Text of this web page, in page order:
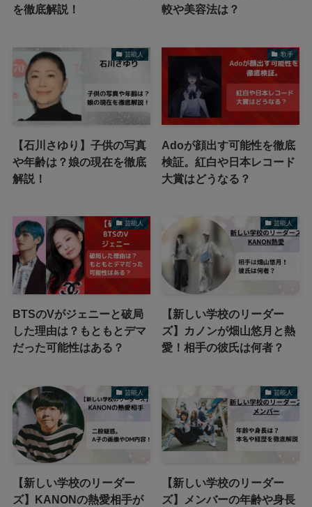
を徹底解説！
較や美容法は？
芸能人
【石川さゆり】子供の写真
や年齢は？娘の現在を徹底
解説！
歌手
Adoが顔出す可能性を徹底
検証。紅白や日本レコード
大賞はどうなる？
芸能人
BTSのVがジェニーと破局
した理由は？もともとデマ
だった可能性はある？
芸能人
【新しい学校のリーダー
ズ】カノンが畑山悠月と熱
愛！相手の彼氏は何者？
芸能人
【新しい学校のリーダー
ズ】KANONの熱愛相手が
芸能人
【新しい学校のリーダー
ズ】メンバーの年齢や身長